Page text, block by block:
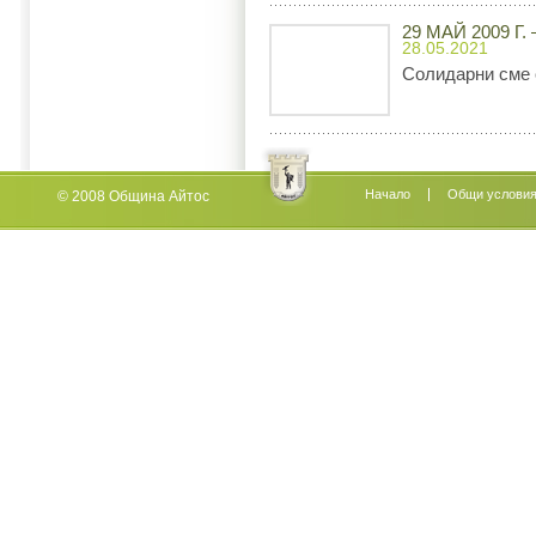
29 МАЙ 2009
28.05.2021
Солидарни сме
© 2008 Община Айтос Начало Oбщи условия